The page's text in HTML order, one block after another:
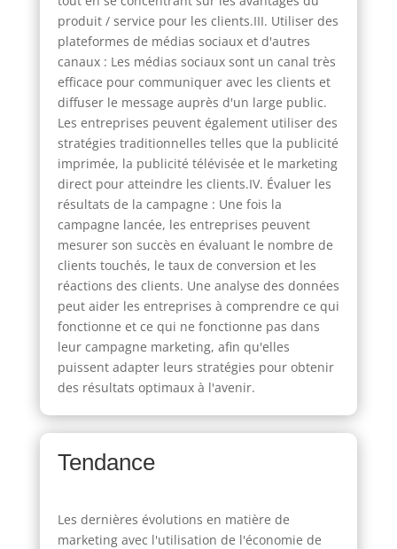
produit / service pour les clients.III. Utiliser des
plateformes de médias sociaux et d'autres
canaux : Les médias sociaux sont un canal très
efficace pour communiquer avec les clients et
diffuser le message auprès d'un large public.
Les entreprises peuvent également utiliser des
stratégies traditionnelles telles que la publicité
imprimée, la publicité télévisée et le marketing
direct pour atteindre les clients.IV. Évaluer les
résultats de la campagne : Une fois la
campagne lancée, les entreprises peuvent
mesurer son succès en évaluant le nombre de
clients touchés, le taux de conversion et les
réactions des clients. Une analyse des données
peut aider les entreprises à comprendre ce qui
fonctionne et ce qui ne fonctionne pas dans
leur campagne marketing, afin qu'elles
puissent adapter leurs stratégies pour obtenir
des résultats optimaux à l'avenir.
Tendance
Les dernières évolutions en matière de
marketing avec l'utilisation de l'économie de